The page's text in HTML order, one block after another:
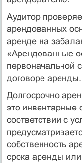
Аудитор
арендованных
аренде на
«Арендованные
первоначальной
договоре аренды.
Долгосрочно
это инвентарные
соответствии с
собственность
срока аренды